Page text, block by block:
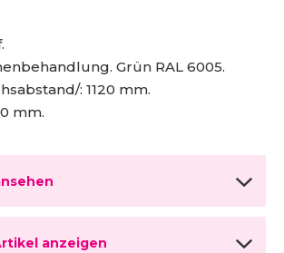
Grün RAL 6005.
: 1120 mm.
mm.
anzeigen